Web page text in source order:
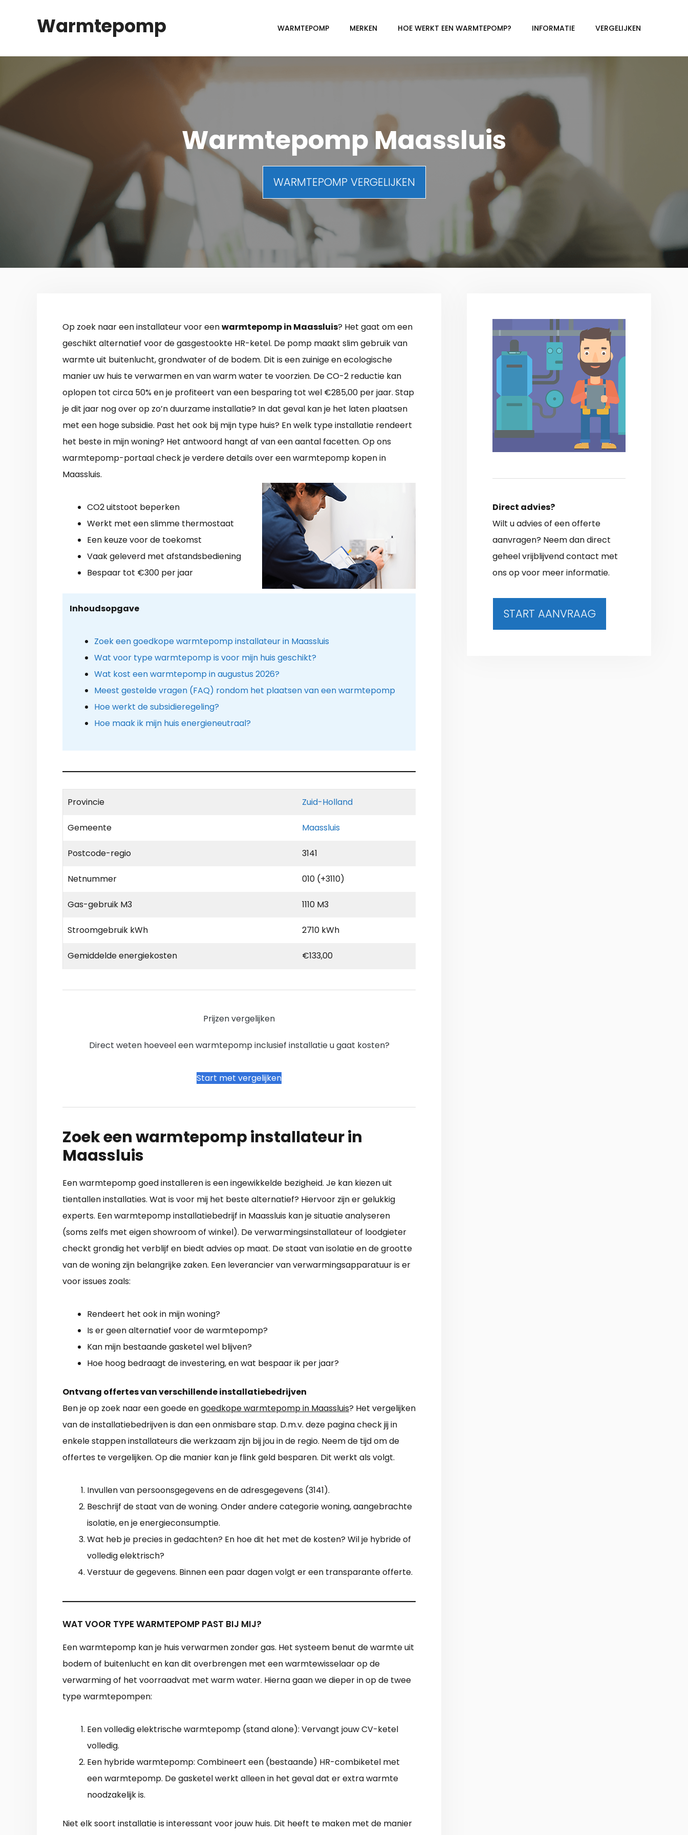
Warmtepomp WARMTEPOMP MERKEN HOE WERKT EEN WARMTEPOMP? INFORMATIE VERGELIJKEN
Warmtepomp Maassluis
WARMTEPOMP VERGELIJKEN
Op zoek naar een installateur voor eenwarmtepomp in Maassluis? Het gaat om een
geschikt alternatief voor de gasgestookte HR-ketel. De pomp maakt slim gebruik van
warmte uit buitenlucht, grondwater of de bodem. Dit is een zuinige en ecologische
manier uw huis te verwarmen en van warm water te voorzien. De CO-2 reductie kan
oplopen tot circa 50% en je profiteert van een besparing tot wel €285,00 per jaar. Stap
je dit jaar nog over op zo’n duurzame installatie? In dat geval kan je het laten plaatsen
met een hoge subsidie. Past het ook bij mijn type huis? En welk type installatie rendeert
het beste in mijn woning? Het antwoord hangt af van een aantal facetten. Op ons
warmtepomp-portaal check je verdere details over een warmtepomp kopen in
Maassluis.
CO2 uitstoot beperken
Werkt met een slimme thermostaat
Een keuze voor de toekomst
Vaak geleverd met afstandsbediening
Bespaar tot €300 per jaar
Inhoudsopgave
Zoek een goedkope warmtepomp installateur in Maassluis
Wat voor type warmtepomp is voor mijn huis geschikt?
Wat kost een warmtepomp in augustus 2026?
Meest gestelde vragen (FAQ) rondom het plaatsen van een warmtepomp
Hoe werkt de subsidieregeling?
Hoe maak ik mijn huis energieneutraal?
Provincie Zuid-Holland
Gemeente Maassluis
Postcode-regio 3141
Netnummer 010 (+3110)
Gas-gebruik M3 1110 M3
Stroomgebruik kWh 2710 kWh
Gemiddelde energiekosten €133,00
Prijzen vergelijken
Direct weten hoeveel een warmtepomp inclusief installatie u gaat kosten?
Start met vergelijken
Zoek een warmtepomp installateur in
Maassluis
Een warmtepomp goed installeren is een ingewikkelde bezigheid. Je kan kiezen uit
tientallen installaties. Wat is voor mij het beste alternatief? Hiervoor zijn er gelukkig
experts. Een warmtepomp installatiebedrijf in Maassluis kan je situatie analyseren
(soms zelfs met eigen showroom of winkel). De verwarmingsinstallateur of loodgieter
checkt grondig het verblijf en biedt advies op maat. De staat van isolatie en de grootte
van de woning zijn belangrijke zaken. Een leverancier van verwarmingsapparatuur is er
voor issues zoals:
Rendeert het ook in mijn woning?
Is er geen alternatief voor de warmtepomp?
Kan mijn bestaande gasketel wel blijven?
Hoe hoog bedraagt de investering, en wat bespaar ik per jaar?
Ontvang offertes van verschillende installatiebedrijven
Ben je op zoek naar een goede engoedkope warmtepomp in Maassluis? Het vergelijken
van de installatiebedrijven is dan een onmisbare stap. D.m.v. deze pagina check jij in
enkele stappen installateurs die werkzaam zijn bij jou in de regio. Neem de tijd om de
offertes te vergelijken. Op die manier kan je flink geld besparen. Dit werkt als volgt.
Invullen van persoonsgegevens en de adresgegevens (3141).
Beschrijf de staat van de woning. Onder andere categorie woning, aangebrachte
isolatie, en je energieconsumptie.
Wat heb je precies in gedachten? En hoe dit het met de kosten? Wil je hybride of
volledig elektrisch?
Verstuur de gegevens. Binnen een paar dagen volgt er een transparante offerte.
WAT VOOR TYPE WARMTEPOMP PAST BIJ MIJ?
Een warmtepomp kan je huis verwarmen zonder gas. Het systeem benut de warmte uit
bodem of buitenlucht en kan dit overbrengen met een warmtewisselaar op de
verwarming of het voorraadvat met warm water. Hierna gaan we dieper in op de twee
type warmtepompen:
Een volledig elektrische warmtepomp (stand alone): Vervangt jouw CV-ketel
volledig.
Een hybride warmtepomp: Combineert een (bestaande) HR-combiketel met
een warmtepomp. De gasketel werkt alleen in het geval dat er extra warmte
noodzakelijk is.
Niet elk soort installatie is interessant voor jouw huis. Dit heeft te maken met de manier
Direct advies?
Wilt u advies of een offerte
aanvragen? Neem dan direct
geheel vrijblijvend contact met
ons op voor meer informatie.
START AANVRAAG